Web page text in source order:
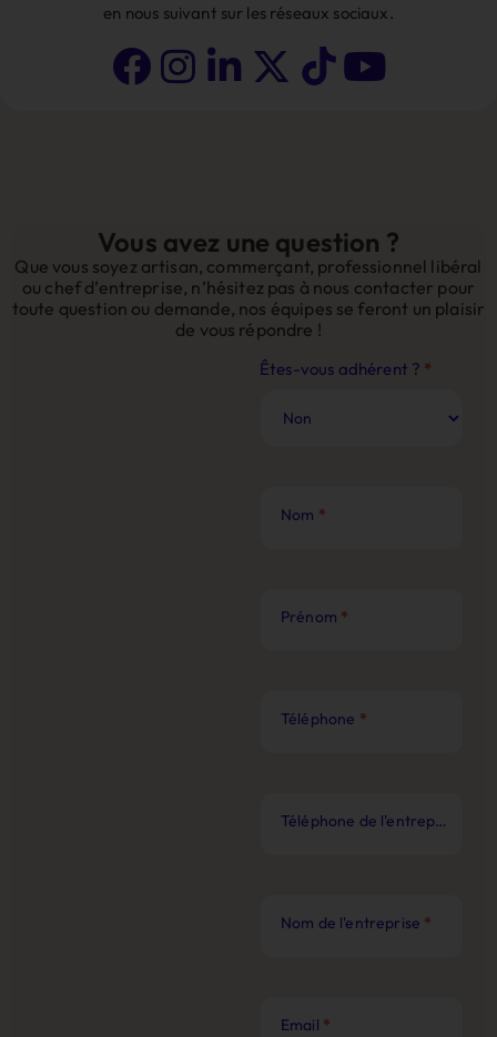
en nous suivant sur les réseaux sociaux.
Vous avez une question ?
Que vous soyez artisan, commerçant, professionnel libéral
ou chef d’entreprise, n’hésitez pas à nous contacter pour
toute question ou demande, nos équipes se feront un plaisir
de vous répondre !
Contact
Web
Êtes-vous adhérent ? *
Nom *
Prénom *
Téléphone *
Téléphone de l'entreprise
Nom de l'entreprise *
Email *